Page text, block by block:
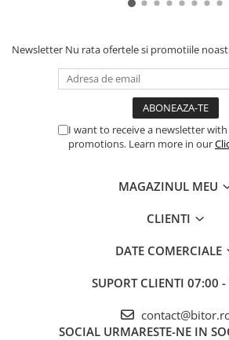
Newsletter Nu rata ofertele si promotiile
I want to receive a newsletter
promotions. Learn more in our
MAGAZINUL MEU
CLIENTI
DATE COMERCIALE
SUPORT CLIENTI 07:00 -
SOCIAL URMARESTE-NE IN